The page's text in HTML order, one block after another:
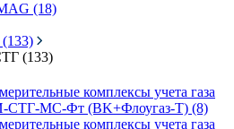
(18)
(133)
комплексы учета газа
СТГ-МС-Фт (BK+Флоугаз-Т) (8)
комплексы учета газа